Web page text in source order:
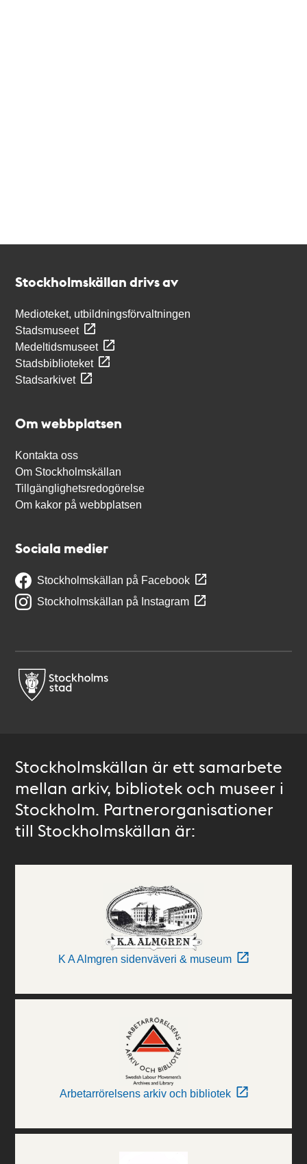
Stockholmskällan drivs av
Medioteket, utbildningsförvaltningen
Stadsmuseet
Medeltidsmuseet
Stadsbiblioteket
Stadsarkivet
Om webbplatsen
Kontakta oss
Om Stockholmskällan
Tillgänglighetsredogörelse
Om kakor på webbplatsen
Sociala medier
Stockholmskällan på Facebook
Stockholmskällan på Instagram
Stockholmskällan är ett samarbete
mellan arkiv, bibliotek och museer i
Stockholm. Partnerorganisationer
till Stockholmskällan är:
K A Almgren sidenväveri & museum
Arbetarrörelsens arkiv och bibliotek